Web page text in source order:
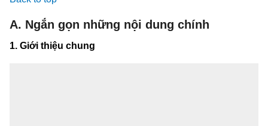
A. Ngắn gọn những nội dung chính
1. Giới thiệu chung